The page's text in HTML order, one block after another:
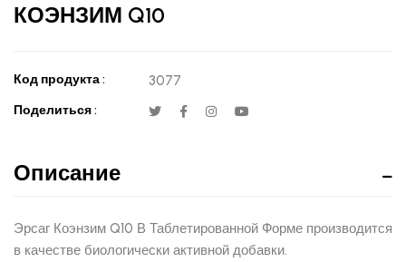
КОЭНЗИМ Q10
Код продукта : 3077
Поделиться :
Описание
Эрсаг Коэнзим Q10 В Таблетированной Форме производится
в качестве биологически активной добавки.